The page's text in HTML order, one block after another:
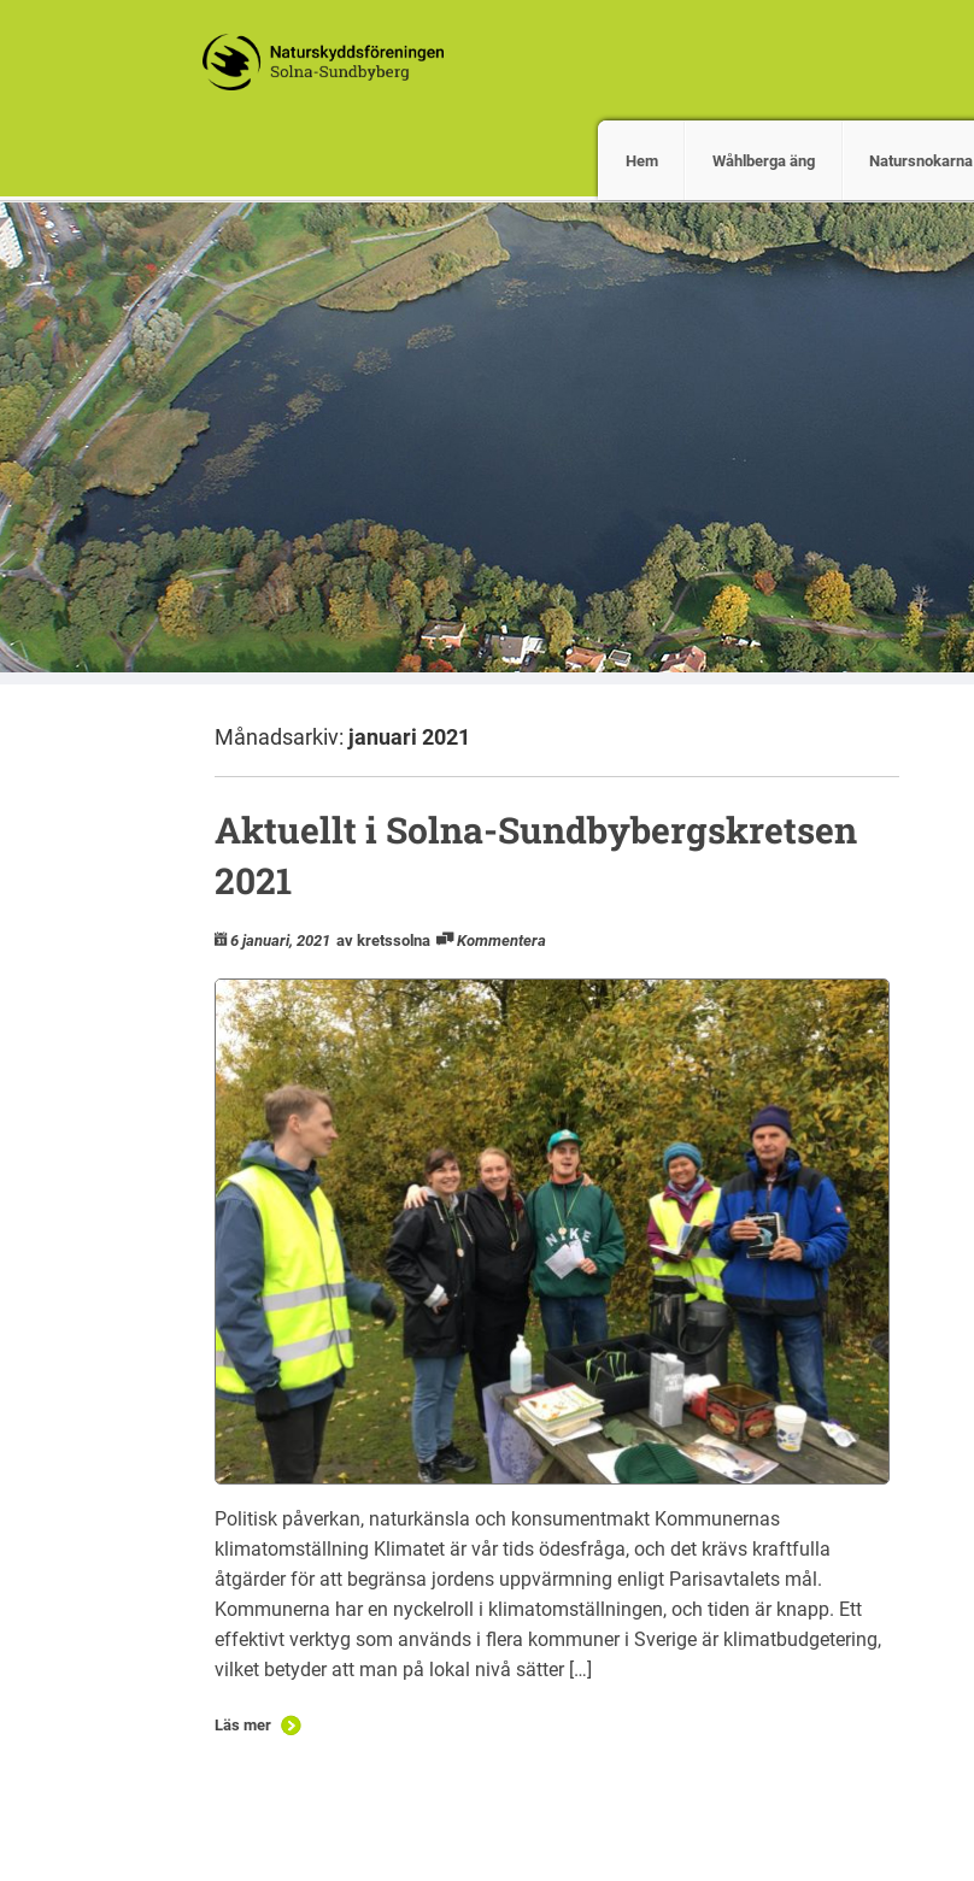
Hem Wåhlberga äng Natursnokarna
Månadsarkiv: januari 2021
Aktuellt i Solna-Sundbybergskretsen
2021
6 januari, 2021 av kretssolna Kommentera
Politisk påverkan, naturkänsla och konsumentmakt Kommunernas
klimatomställning Klimatet är vår tids ödesfråga, och det krävs kraftfulla
åtgärder för att begränsa jordens uppvärmning enligt Parisavtalets mål.
Kommunerna har en nyckelroll i klimatomställningen, och tiden är knapp. Ett
effektivt verktyg som används i flera kommuner i Sverige är klimatbudgetering,
vilket betyder att man på lokal nivå sätter […]
Läs mer